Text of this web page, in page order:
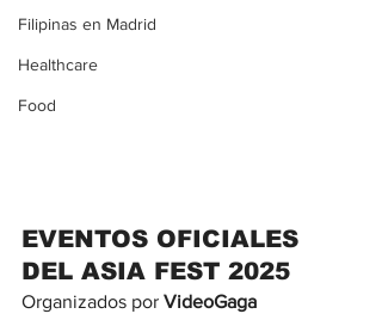
Filipinas en Madrid
Healthcare
Food
EVENTOS OFICIALES
DEL ASIA FEST 2025
Organizados por VideoGaga